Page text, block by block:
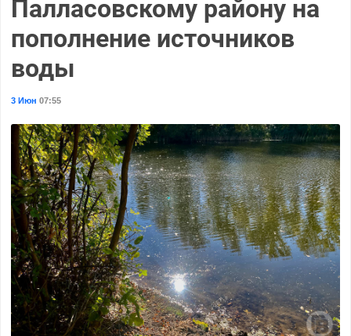
Палласовскому району на
пополнение источников
воды
3 Июн 07:55